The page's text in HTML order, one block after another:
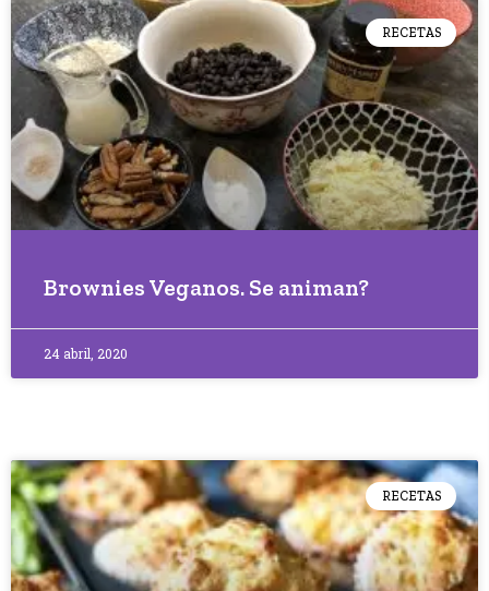
RECETAS
Brownies Veganos. Se animan?
24 abril, 2020
RECETAS